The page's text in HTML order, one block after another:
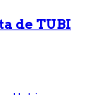
de TUBI